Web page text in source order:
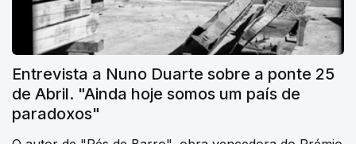
Entrevista a Nuno Duarte sobre a ponte 25
de Abril. "Ainda hoje somos um país de
paradoxos"